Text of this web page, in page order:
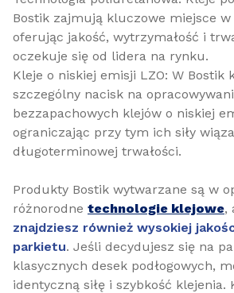
Bostik zajmują kluczowe miejsce
oferując jakość, wytrzymałość i
oczekuje się od lidera na rynku.
Kleje o niskiej emisji LZO: W Bostik
szczególny nacisk na
bezzapachowych klejów o niskiej
ograniczając przy tym ich siły
długoterminowej trwałości.
Produkty Bostik wytwarzane są w
różnorodne technologie klejowe,
znajdziesz również wysokiej
parkietu. Jeśli decydujesz się na
klasycznych desek podłogowych,
identyczną siłę i szybkość klejenia.